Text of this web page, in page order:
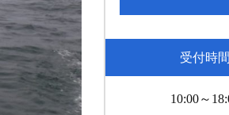
受付時間
10:00～